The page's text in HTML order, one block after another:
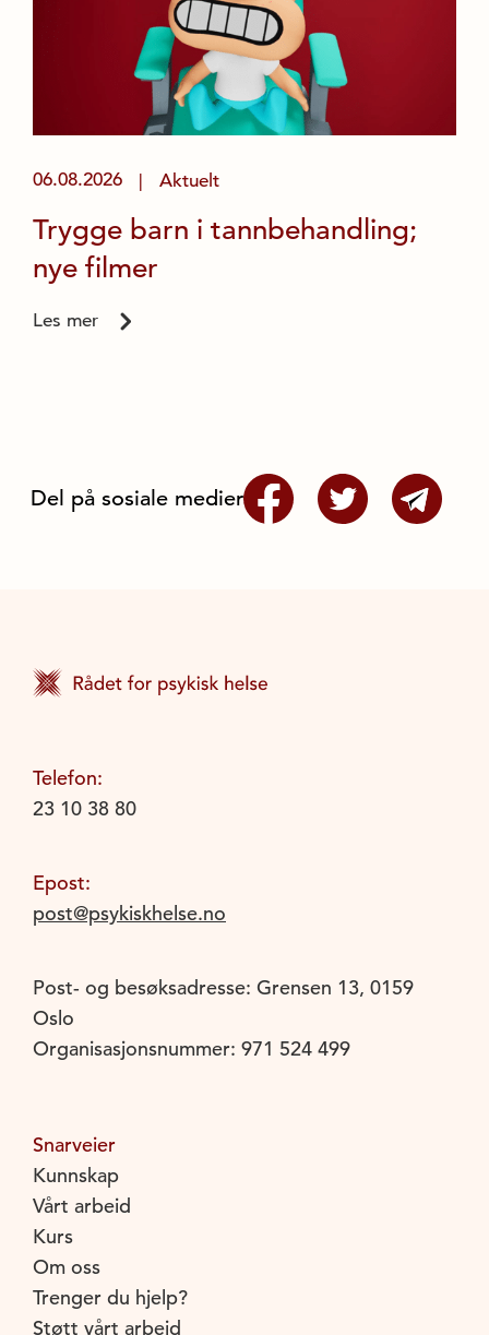
06.08.2026 Aktuelt
Trygge barn i tannbehandling;
nye filmer
Les mer
Del på sosiale medier
Telefon:
23 10 38 80
Epost:
post@psykiskhelse.no
Post- og besøksadresse: Grensen 13, 0159
Oslo
Organisasjonsnummer: 971 524 499
Snarveier
Kunnskap
Vårt arbeid
Kurs
Om oss
Trenger du hjelp?
Støtt vårt arbeid